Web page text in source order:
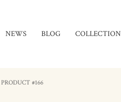
NEWS BLOG COLLECTION
PRODUCT #166